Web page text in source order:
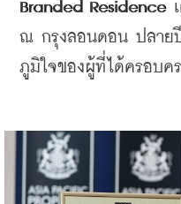
Branded Residence เ
ณ กรุงลอนดอน ปลาย
ภูมิใจของผู้ที่ได้ครอบค